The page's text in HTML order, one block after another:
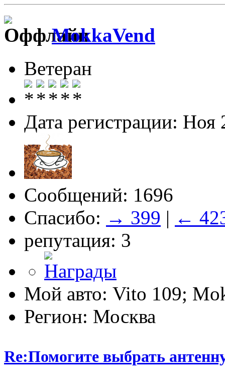
MokkaVend
Ветеран
Дата регистрации: Ноя
Сообщений: 1696
Спасибо: → 399 | ←
репутация: 3
Мой авто: Vito 109;
Регион: Москва
Re:Помогите выбрать